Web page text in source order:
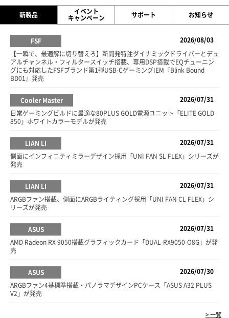
新製品
イベント
キャンペーン
サポート お知らせ
2026/08/03
FSF
【一瞬で、最適解に切り替えろ】新開発特注ダイナミックドライバーとデュ
アルチャンネル・フィルタースイッチ搭載、専用DSP搭載でEQチューニン
グにも対応したFSFブランド第1弾USB-CゲーミングIEM『Blink Bound
BD01』発売
2026/07/31
Cooler Master
日常ゲーミングビルドに最適な80PLUS GOLD電源ユニット「ELITE GOLD
850」ホワイトカラーモデルが発売
2026/07/31
LIAN LI
側面にインフィニティミラーデザイン採用「UNI FAN SL FLEX」シリーズが
発売
2026/07/31
LIAN LI
ARGBファン搭載、側面にARGBライティング採用「UNI FAN CL FLEX」シ
リーズが発売
2026/07/31
ASUS
AMD Radeon RX 9050搭載グラフィックカード「DUAL-RX9050-O8G」が発
売
2026/07/30
ASUS
ARGBファン4基標準搭載・パノラマデザインPCケース「ASUS A32 PLUS
V2」が発売
> 一覧